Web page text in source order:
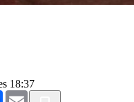
18:37
Facebook
Email